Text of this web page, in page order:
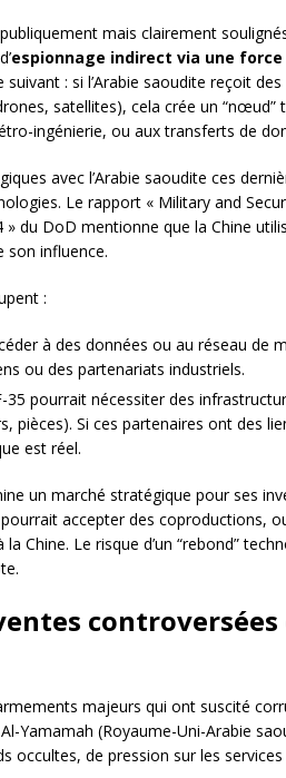
mais clairement
espionnage indirect via une
suivant : si l’Arabie saoudite reçoit
satellites), cela crée un
ingénierie, ou aux transferts de
avec l’Arabie saoudite ces
Le rapport « Military and
» du DoD mentionne que la Chine
son influence.
:
à des données ou au réseau de
ou des partenariats industriels.
35 pourrait nécessiter des
pièces). Si ces partenaires ont des
est réel.
un marché stratégique pour ses
accepter des coproductions,
Chine. Le risque d’un “rebond”
majeurs qui ont suscité
Yamamah (Royaume-Uni-Arabie
occultes, de pression sur les services